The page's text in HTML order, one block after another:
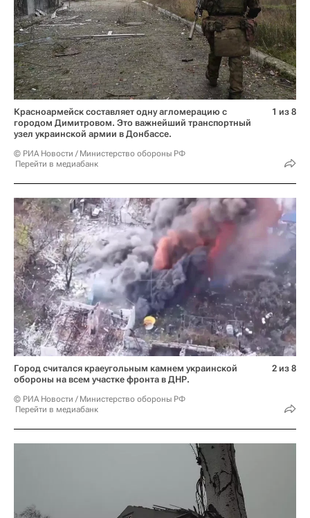
Красноармейск составляет одну агломерацию с
городом Димитровом. Это важнейший транспортный
узел украинской армии в Донбассе.
© РИА Новости / Министерство обороны РФ
Перейти в медиабанк
1 из 8
Город считался краеугольным камнем украинской
обороны на всем участке фронта в ДНР.
© РИА Новости / Министерство обороны РФ
Перейти в медиабанк
2 из 8